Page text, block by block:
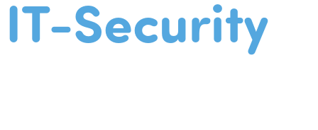
IT-Security